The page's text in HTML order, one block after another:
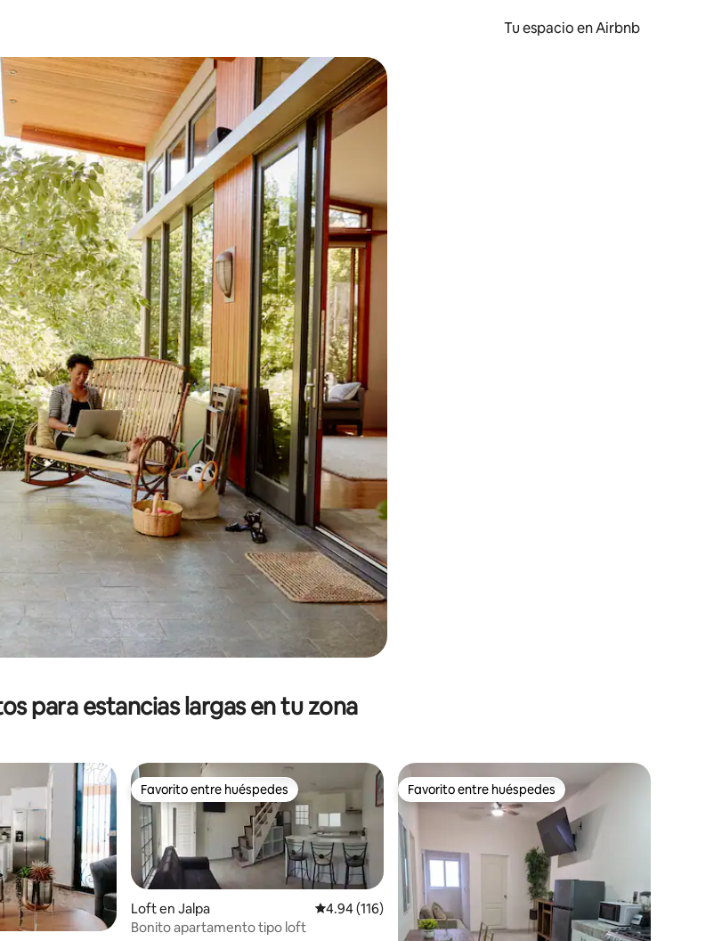
Tu espacio en Airbnb
las teclas de las flechas hacia arriba y hacia abajo, o bien tocando y deslizando la pantalla.
para estancias largas en tu zona
Favorito entre huéspedes
Favorito entre huéspedes
Loft en Jalpa Calificación promedio: 4.94 de 5; 116 evaluaciones
4.94 (116)
Bonito apartamento tipo loft
Favorito entre huéspedes
Favorito entre huéspedes